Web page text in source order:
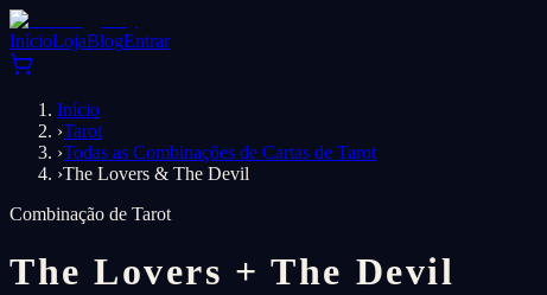
InícioLojaBlogEntrar
Início
›Tarot
›Todas as Combinações de Cartas de Tarot
›The Lovers & The Devil
Combinação de Tarot
The Lovers +The Devil